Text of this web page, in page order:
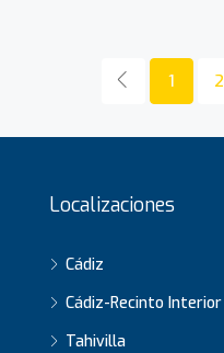
1 2
Localizaciones
Cádiz
Cádiz-Recinto Interior
Tahivilla